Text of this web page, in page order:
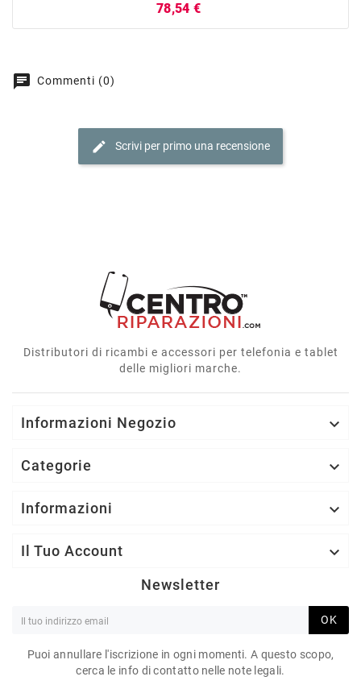
78,54 €
chat Commenti (0)
edit Scrivi per primo una recensione
Distributori di ricambi e accessori per telefonia e tablet
delle migliori marche.
Informazioni Negozio 
Categorie 
Informazioni 
Il Tuo Account 
Newsletter
OK
Puoi annullare l'iscrizione in ogni momenti. A questo scopo,
cerca le info di contatto nelle note legali.